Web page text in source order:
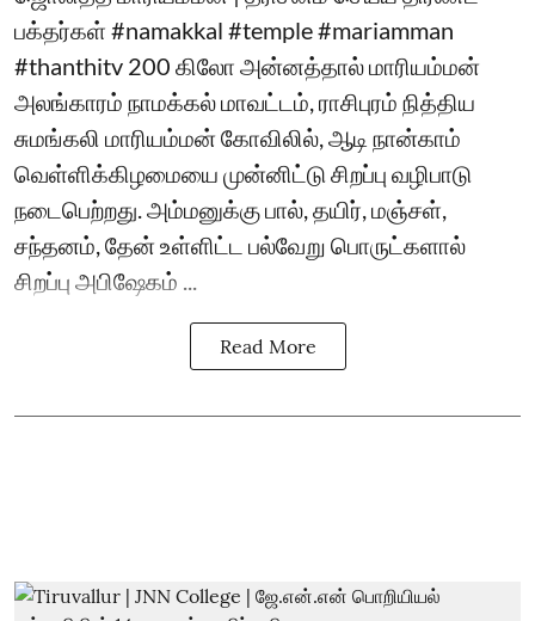
பக்தர்கள் #namakkal #temple #mariamman
#thanthitv 200 கிலோ அன்னத்தால் மாரியம்மன்
அலங்காரம் நாமக்கல் மாவட்டம், ராசிபுரம் நித்திய
சுமங்கலி மாரியம்மன் கோவிலில், ஆடி நான்காம்
வெள்ளிக்கிழமையை முன்னிட்டு சிறப்பு வழிபாடு
நடைபெற்றது. அம்மனுக்கு பால், தயிர், மஞ்சள்,
சந்தனம், தேன் உள்ளிட்ட பல்வேறு பொருட்களால்
சிறப்பு அபிஷேகம் ...
Read More